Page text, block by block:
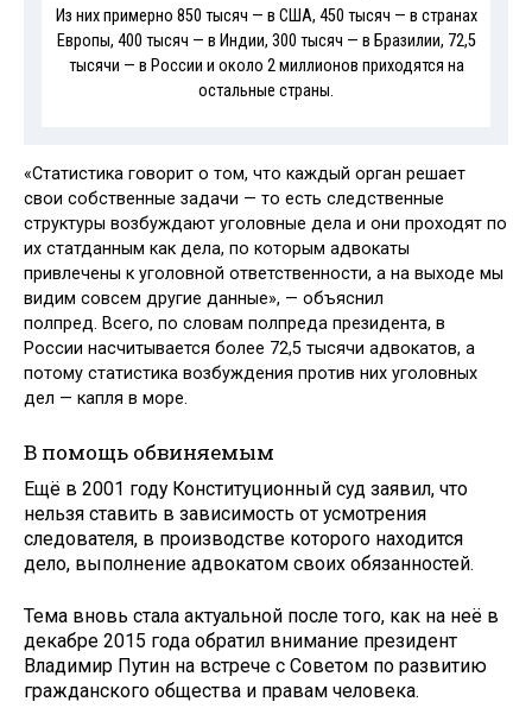
Из них примерно 850 тысяч — в США, 450 тысяч — в странах
Европы, 400 тысяч — в Индии, 300 тысяч — в Бразилии, 72,5
тысячи — в России и около 2 миллионов приходятся на
остальные страны.
«Статистика говорит о том, что каждый орган решает
свои собственные задачи — то есть следственные
структуры возбуждают уголовные дела и они проходят по
их статданным как дела, по которым адвокаты
привлечены к уголовной ответственности, а на выходе мы
видим совсем другие данные», — объяснил
полпред. Всего, по словам полпреда президента, в
России насчитывается более 72,5 тысячи адвокатов, а
потому статистика возбуждения против них уголовных
дел — капля в море.
В помощь обвиняемым
Ещё в 2001 году Конституционный суд заявил, что
нельзя ставить в зависимость от усмотрения
следователя, в производстве которого находится
дело, выполнение адвокатом своих обязанностей.
Тема вновь стала актуальной после того, как на неё в
декабре 2015 года обратил внимание президент
Владимир Путин на встрече с Советом по развитию
гражданского общества и правам человека.